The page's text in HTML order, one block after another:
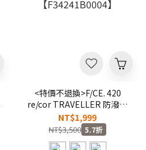
<特價不退換>F/CE. 420
re/cor TRAVELLER 防潑水
休閒輕便 側背小方包
【F34241B0004】
NT$1,999
NT$3,500 5.7折